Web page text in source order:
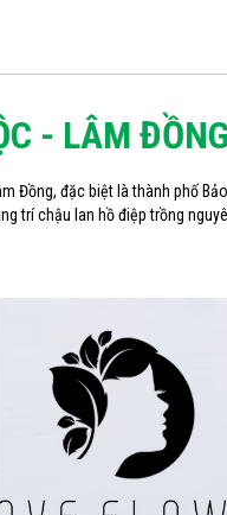
- LÂM
Đồng, đặc biệt là thành phố
trí chậu lan hồ điệp trồng